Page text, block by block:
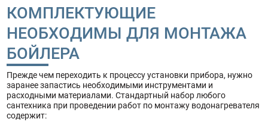
КОМПЛЕКТУЮЩИЕ
НЕОБХОДИМЫ ДЛЯ МОНТАЖА
БОЙЛЕРА
Прежде чем переходить к процессу установки прибора, нужно
заранее запастись необходимыми инструментами и
расходными материалами. Стандартный набор любого
сантехника при проведении работ по монтажу водонагревателя
содержит: